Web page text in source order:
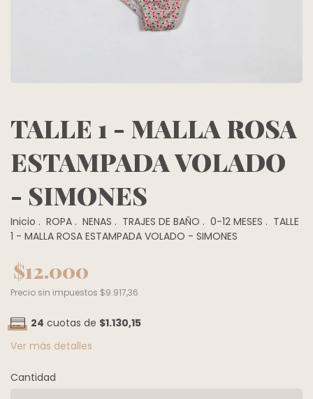
TALLE 1 - MALLA ROSA
ESTAMPADA VOLADO
- SIMONES
Inicio . ROPA . NENAS . TRAJES DE BAÑO . 0-12 MESES . TALLE
1 - MALLA ROSA ESTAMPADA VOLADO - SIMONES
$12.000
Precio sin impuestos $9.917,36
24 cuotas de $1.130,15
Ver más detalles
Cantidad